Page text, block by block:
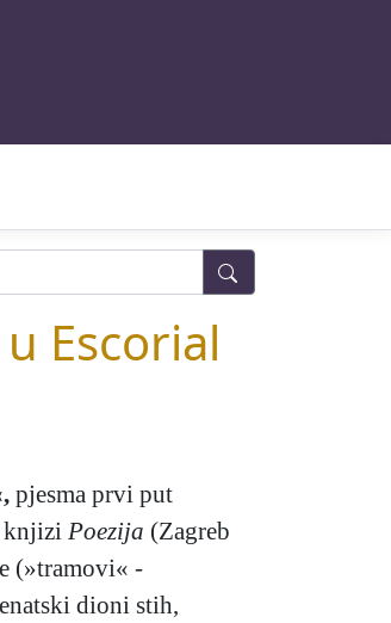
Escorial
, pjesma prvi put
knjizi Poezija (Zagreb
(»tramovi« -
dioni stih,